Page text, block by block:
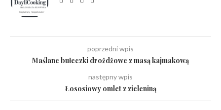
poprzedni wpis
Maślane bułeczki drożdżowe z masą kajmakową
następny wpis
Łososiowy omlet z zieleniną